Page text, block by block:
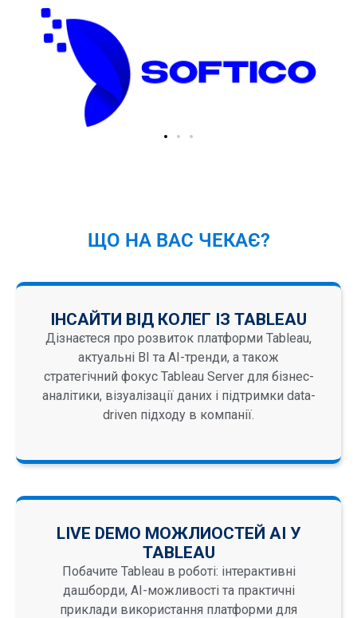
ЩО НА ВАС ЧЕКАЄ?
ІНСАЙТИ ВІД КОЛЕГ ІЗ TABLEAU
Дізнаєтеся про розвиток платформи Tableau,
актуальні BI та AI-тренди, а також
стратегічний фокус Tableau Server для бізнес-
аналітики, візуалізації даних і підтримки data-
driven підходу в компанії.
LIVE DEMO МОЖЛИОСТЕЙ АІ У
TABLEАU
Побачите Tableau в роботі: інтерактивні
дашборди, AI-можливості та практичні
приклади використання платформи для